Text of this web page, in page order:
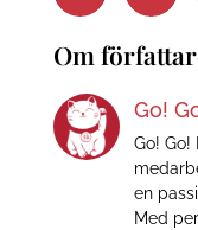
Om
Go!
Go!
en
Med